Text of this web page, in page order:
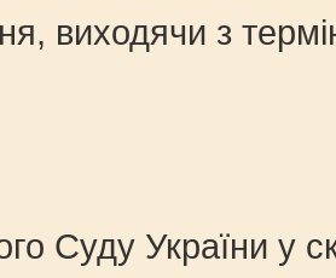
виходячи з
Суду України у